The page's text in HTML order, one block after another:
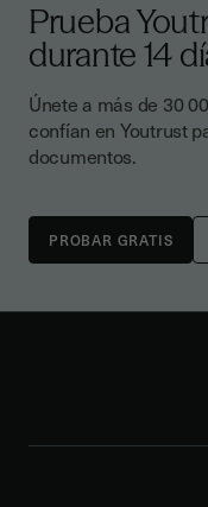
Prueba
durante 14
Únete a más de 30
confían en Youtrust
documentos.